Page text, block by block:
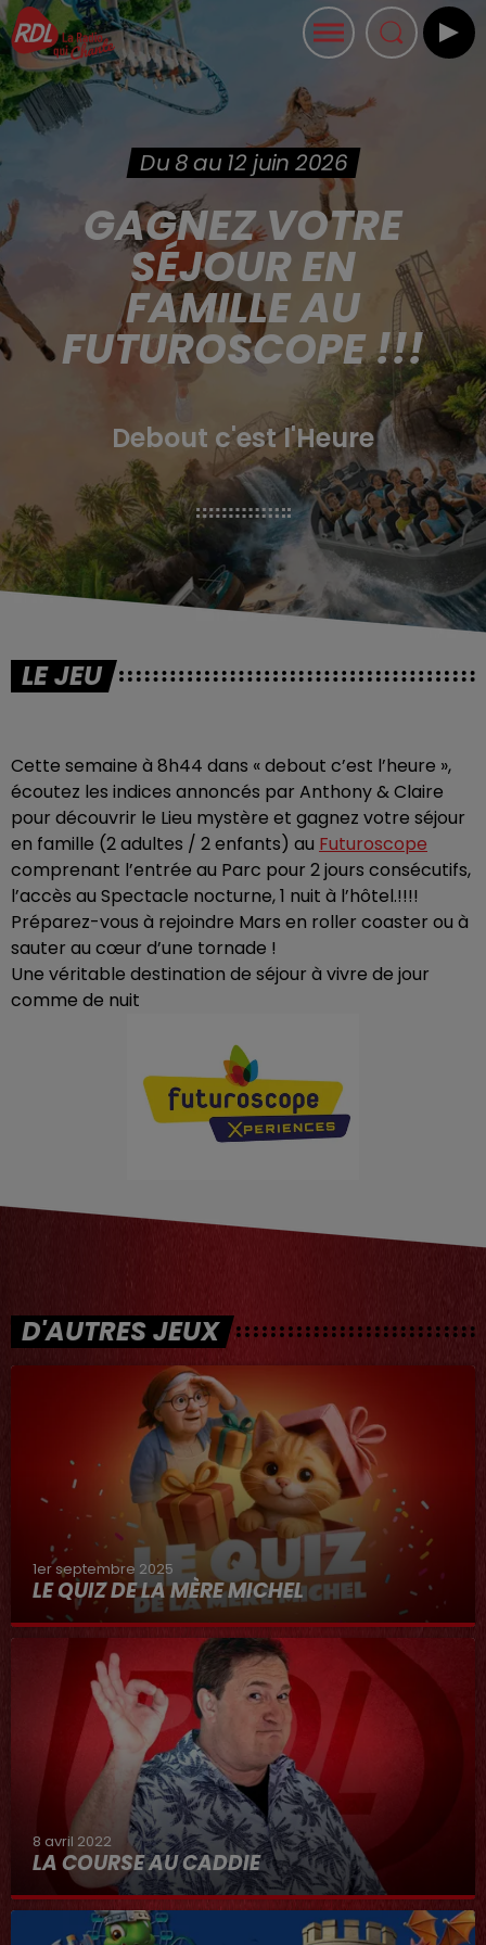
Du 8 au 12 juin 2026
GAGNEZ VOTRE
SÉJOUR EN
FAMILLE AU
FUTUROSCOPE !!!
Debout c'est l'Heure
LE JEU
Cette semaine à 8h44 dans « debout c’est l’heure »,
écoutez les indices annoncés par Anthony & Claire
pour découvrir le Lieu mystère et gagnez votre séjour
en famille (2 adultes / 2 enfants) au Futuroscope
comprenant l’entrée au Parc pour 2 jours consécutifs,
l’accès au Spectacle nocturne, 1 nuit à l’hôtel.!!!!
Préparez-vous à rejoindre Mars en roller coaster ou à
sauter au cœur d’une tornade !
Une véritable destination de séjour à vivre de jour
comme de nuit
D'AUTRES JEUX
1er septembre 2025
LE QUIZ DE LA MÈRE MICHEL
8 avril 2022
LA COURSE AU CADDIE